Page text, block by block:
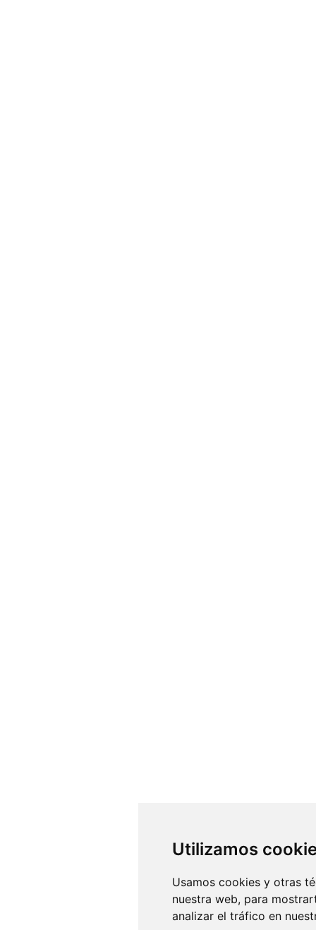
Utilizamos
Usamos cookies y otras
nuestra web, para
analizar el tráfico en